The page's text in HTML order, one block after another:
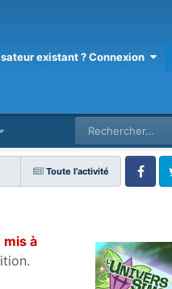
existant ? Connexion
Toute l’activité
à